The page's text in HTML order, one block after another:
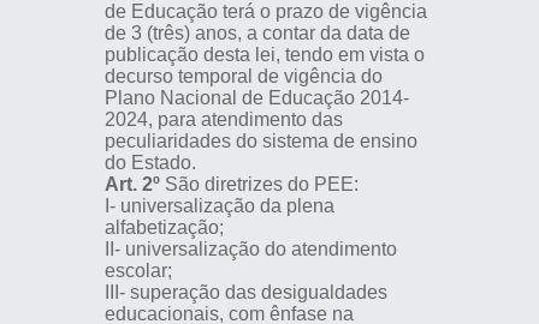
de Educação terá o prazo de vigência
de 3 (três) anos, a contar da data de
publicação desta lei, tendo em vista o
decurso temporal de vigência do
Plano Nacional de Educação 2014-
2024, para atendimento das
peculiaridades do sistema de ensino
do Estado.
Art. 2ºSão diretrizes do PEE:
I- universalização da plena
alfabetização;
II- universalização do atendimento
escolar;
III- superação das desigualdades
educacionais, com ênfase na